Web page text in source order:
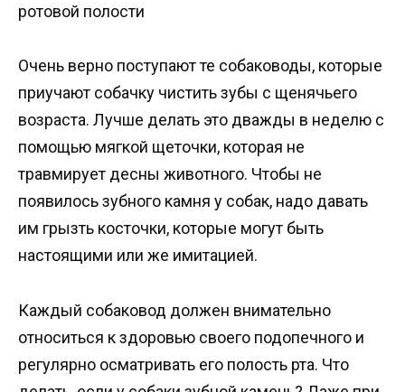
ротовой полости
Очень верно поступают те собаководы, которые
приучают собачку чистить зубы с щенячьего
возраста. Лучше делать это дважды в неделю с
помощью мягкой щеточки, которая не
травмирует десны животного. Чтобы не
появилось зубного камня у собак, надо давать
им грызть косточки, которые могут быть
настоящими или же имитацией.
Каждый собаковод должен внимательно
относиться к здоровью своего подопечного и
регулярно осматривать его полость рта. Что